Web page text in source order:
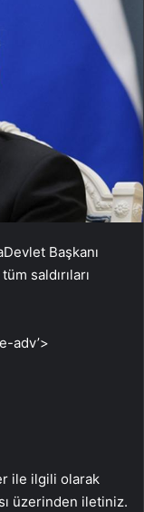
Başkanı
saldırıları
adv’>
ile ilgili olarak
üzerinden iletiniz.